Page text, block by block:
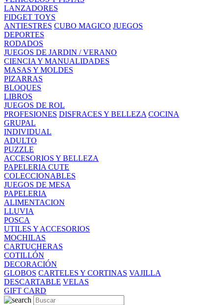
LANZADORES
FIDGET TOYS
ANTIESTRES CUBO MAGICO JUEGOS
DEPORTES
RODADOS
JUEGOS DE JARDIN / VERANO
CIENCIA Y MANUALIDADES
MASAS Y MOLDES
PIZARRAS
BLOQUES
LIBROS
JUEGOS DE ROL
PROFESIONES DISFRACES Y BELLEZA COCINA
GRUPAL
INDIVIDUAL
ADULTO
PUZZLE
ACCESORIOS Y BELLEZA
PAPELERIA CUTE
COLECCIONABLES
JUEGOS DE MESA
PAPELERIA
ALIMENTACION
LLUVIA
POSCA
UTILES Y ACCESORIOS
MOCHILAS
CARTUCHERAS
COTILLÓN
DECORACIÓN
GLOBOS CARTELES Y CORTINAS VAJILLA
DESCARTABLE VELAS
GIFT CARD